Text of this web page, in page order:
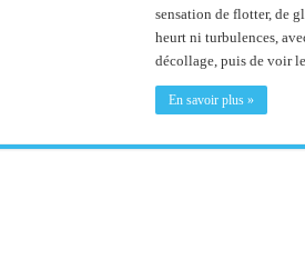
sensation de flotter, de
heurt ni turbulences,
décollage, puis de voir
En savoir plus »